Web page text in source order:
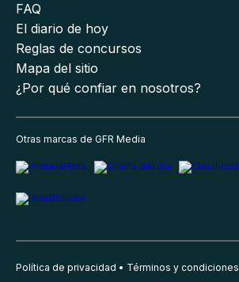
FAQ
El diario de hoy
Reglas de concursos
Mapa del sitio
¿Por qué confiar en nosotros?
Otras marcas de GFR Media
Política de privacidad Términos y condiciones